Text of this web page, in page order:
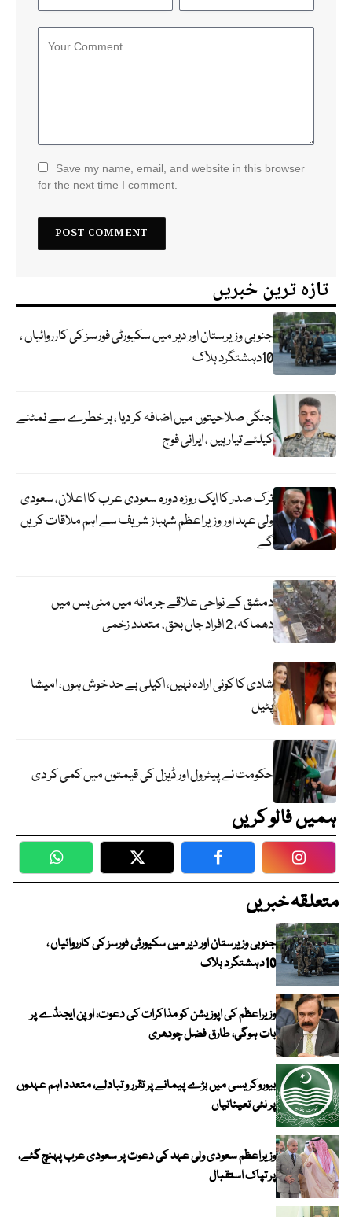
Save my name, email, and website in this browser
for the next time I comment.
تازہ ترین خبریں
جنوبی وزیرستان اور دیر میں سکیورٹی فورسز کی کارروائیاں ،
10دہشتگرد ہلاک
جنگی صلاحیتوں میں اضافہ کر دیا ، ہر خطرے سے نمٹنے
کیلئے تیار ہیں ، ایرانی فوج
ترک صدر کا ایک روزہ دورہ سعودی عرب کا اعلان، سعودی
ولی عہد اور وزیراعظم شہباز شریف سے اہم ملاقات کریں
گے
دمشق کے نواحی علاقے جرمانہ میں منی بس میں
دھماکہ، 2 افراد جاں بحق، متعدد زخمی
شادی کا کوئی ارادہ نہیں، اکیلی بے حد خوش ہوں، امیشا
پٹیل
حکومت نے پیٹرول اور ڈیزل کی قیمتوں میں کمی کر دی
ہمیں فالو کریں
WhatsApp Twitter Facebook
متعلقہ خبریں
جنوبی وزیرستان اور دیر میں سکیورٹی فورسز کی کارروائیاں ،
10دہشتگرد ہلاک
وزیراعظم کی اپوزیشن کو مذاکرات کی دعوت، اوپن ایجنڈے پر
بات ہوگی، طارق فضل چودھری
بیوروکریسی میں بڑے پیمانے پر تقرر و تبادلے، متعدد اہم عہدوں
پر نئی تعیناتیاں
وزیراعظم سعودی ولی عہد کی دعوت پر سعودی عرب پہنچ گئے،
پر تپاک استقبال